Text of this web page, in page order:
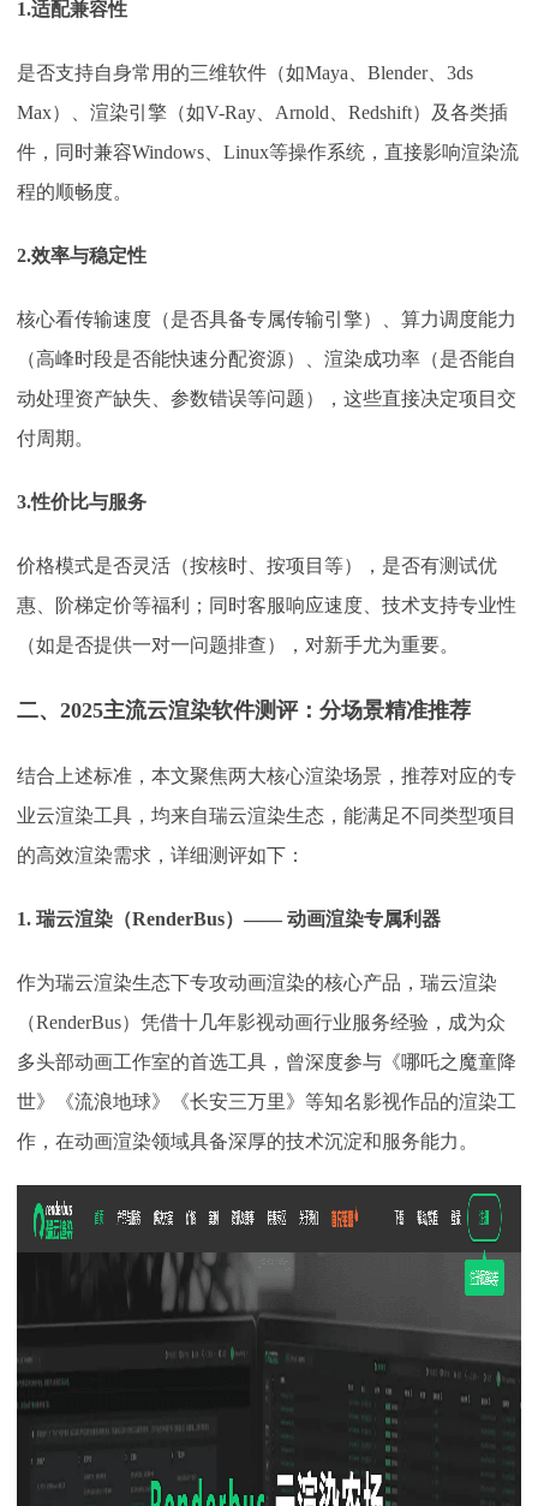
1.适配兼容性
是否支持自身常用的三维软件（如Maya、Blender、3ds
Max）、渲染引擎（如V-Ray、Arnold、Redshift）及各类插
件，同时兼容Windows、Linux等操作系统，直接影响渲染流
程的顺畅度。
2.效率与稳定性
核心看传输速度（是否具备专属传输引擎）、算力调度能力
（高峰时段是否能快速分配资源）、渲染成功率（是否能自
动处理资产缺失、参数错误等问题），这些直接决定项目交
付周期。
3.性价比与服务
价格模式是否灵活（按核时、按项目等），是否有测试优
惠、阶梯定价等福利；同时客服响应速度、技术支持专业性
（如是否提供一对一问题排查），对新手尤为重要。
二、 2025主流云渲染软件测评：分场景精准推荐
结合上述标准，本文聚焦两大核心渲染场景，推荐对应的专
业云渲染工具，均来自瑞云渲染生态，能满足不同类型项目
的高效渲染需求，详细测评如下：
1. 瑞云渲染（RenderBus）—— 动画渲染专属利器
作为瑞云渲染生态下专攻动画渲染的核心产品，瑞云渲染
（RenderBus）凭借十几年影视动画行业服务经验，成为众
多头部动画工作室的首选工具，曾深度参与《哪吒之魔童降
世》《流浪地球》《长安三万里》等知名影视作品的渲染工
作，在动画渲染领域具备深厚的技术沉淀和服务能力。